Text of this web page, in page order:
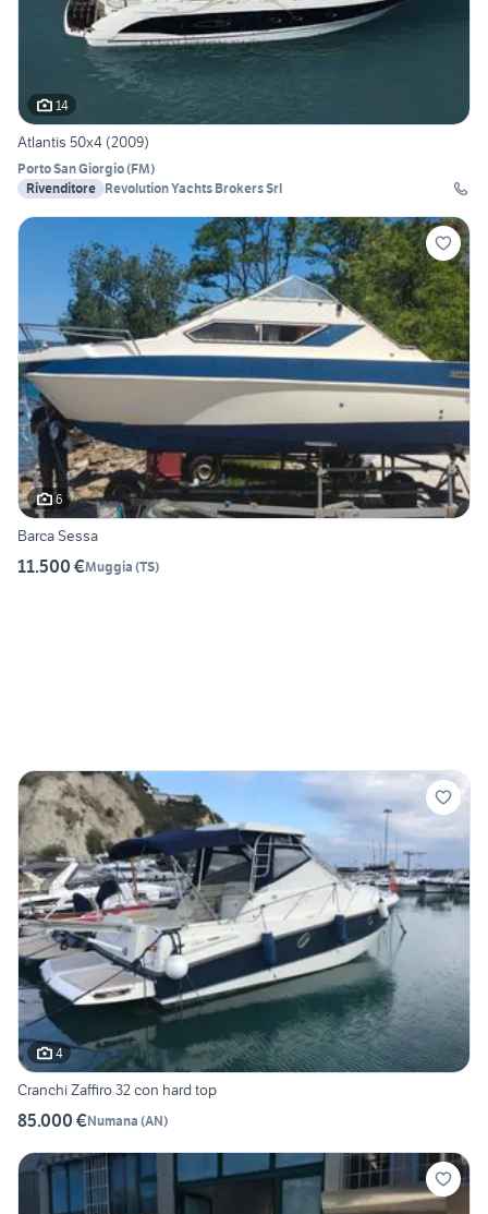
14
Atlantis 50x4 (2009)
Porto San Giorgio(FM)
Rivenditore Revolution Yachts Brokers Srl
6
Barca Sessa
11.500 €Muggia (TS)
4
Cranchi Zaffiro 32 con hard top
85.000 €Numana (AN)